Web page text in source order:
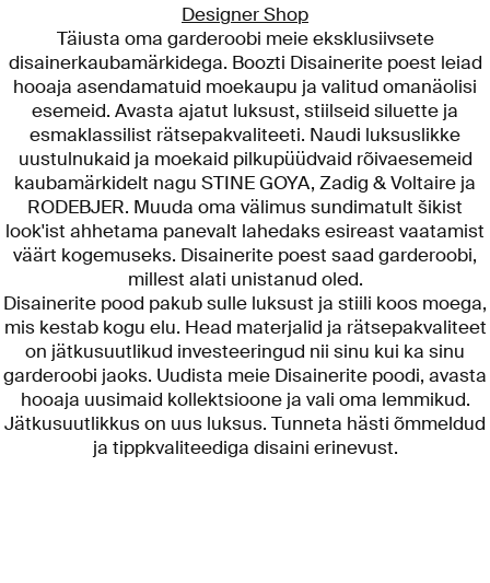
Designer Shop
Täiusta oma garderoobi meie eksklusiivsete
disainerkaubamärkidega. Boozti Disainerite poest leiad
hooaja asendamatuid moekaupu ja valitud omanäolisi
esemeid. Avasta ajatut luksust, stiilseid siluette ja
esmaklassilist rätsepakvaliteeti. Naudi luksuslikke
uustulnukaid ja moekaid pilkupüüdvaid rõivaesemeid
kaubamärkidelt nagu STINE GOYA, Zadig & Voltaire ja
RODEBJER. Muuda oma välimus sundimatult šikist
look'ist ahhetama panevalt lahedaks esireast vaatamist
väärt kogemuseks. Disainerite poest saad garderoobi,
millest alati unistanud oled.
Disainerite pood pakub sulle luksust ja stiili koos moega,
mis kestab kogu elu. Head materjalid ja rätsepakvaliteet
on jätkusuutlikud investeeringud nii sinu kui ka sinu
garderoobi jaoks. Uudista meie Disainerite poodi, avasta
hooaja uusimaid kollektsioone ja vali oma lemmikud.
Jätkusuutlikkus on uus luksus. Tunneta hästi õmmeldud
ja tippkvaliteediga disaini erinevust.